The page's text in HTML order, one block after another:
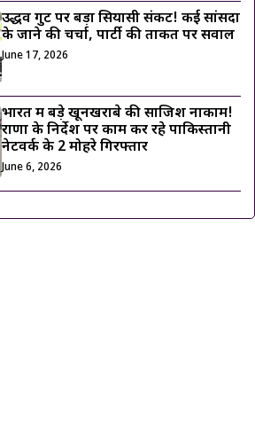
उद्धव गुट पर बड़ा सियासी संकट! कई सांसदों
के जाने की चर्चा, पार्टी की ताकत पर सवाल
June 17, 2026
भारत में बड़े खूनखराबे की साजिश नाकाम!
राणा के निर्देश पर काम कर रहे पाकिस्तानी
नेटवर्क के 2 मोहरे गिरफ्तार
June 6, 2026